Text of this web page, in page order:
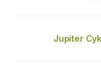
Jupiter